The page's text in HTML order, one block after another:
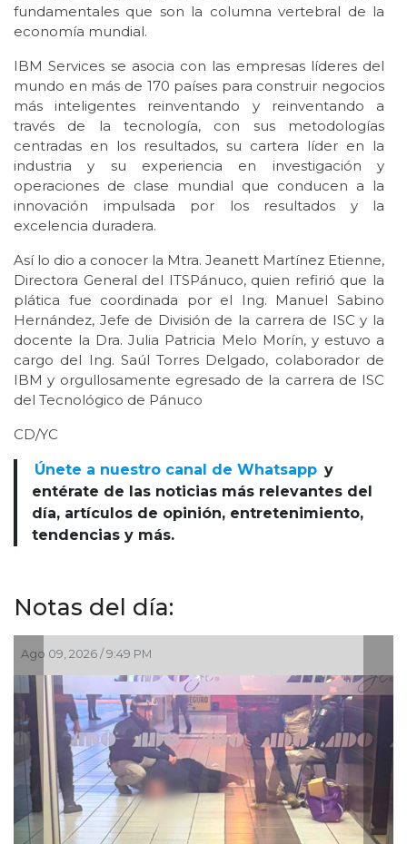
fundamentales que son la columna vertebral de la
economía mundial.
IBM Services se asocia con las empresas líderes del
mundo en más de 170 países para construir negocios
más inteligentes reinventando y reinventando a
través de la tecnología, con sus metodologías
centradas en los resultados, su cartera líder en la
industria y su experiencia en investigación y
operaciones de clase mundial que conducen a la
innovación impulsada por los resultados y la
excelencia duradera.
Así lo dio a conocer la Mtra. Jeanett Martínez Etienne,
Directora General del ITSPánuco, quien refirió que la
plática fue coordinada por el Ing. Manuel Sabino
Hernández, Jefe de División de la carrera de ISC y la
docente la Dra. Julia Patricia Melo Morín, y estuvo a
cargo del Ing. Saúl Torres Delgado, colaborador de
IBM y orgullosamente egresado de la carrera de ISC
del Tecnológico de Pánuco
CD/YC
Únete a nuestro canal de Whatsapp y
entérate de las noticias más relevantes del
día, artículos de opinión, entretenimiento,
tendencias y más.
Notas del día: